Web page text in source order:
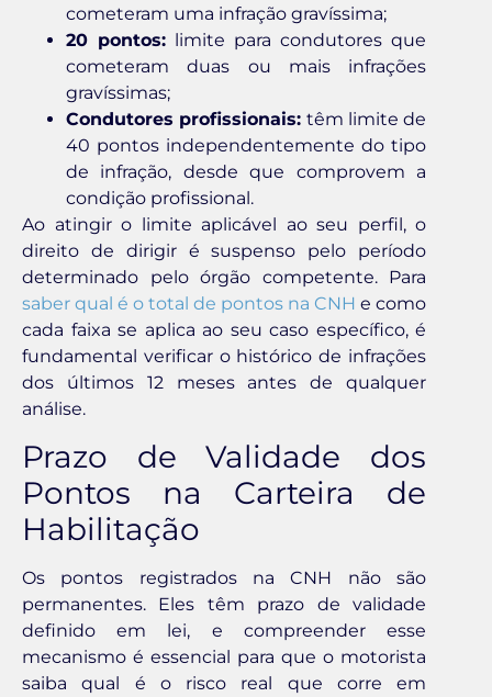
cometeram uma infração gravíssima;
20 pontos: limite para condutores que
cometeram duas ou mais infrações
gravíssimas;
Condutores profissionais: têm limite de
40 pontos independentemente do tipo
de infração, desde que comprovem a
condição profissional.
Ao atingir o limite aplicável ao seu perfil, o
direito de dirigir é suspenso pelo período
determinado pelo órgão competente. Para
saber qual é o total de pontos na CNH e como
cada faixa se aplica ao seu caso específico, é
fundamental verificar o histórico de infrações
dos últimos 12 meses antes de qualquer
análise.
Prazo de Validade dos
Pontos na Carteira de
Habilitação
Os pontos registrados na CNH não são
permanentes. Eles têm prazo de validade
definido em lei, e compreender esse
mecanismo é essencial para que o motorista
saiba qual é o risco real que corre em